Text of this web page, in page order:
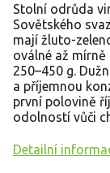
Stolní odrůda
Sovětského
mají žluto-
oválné až
250–450 g.
a příjemnou
první polovině
odolností vůči
Detailní